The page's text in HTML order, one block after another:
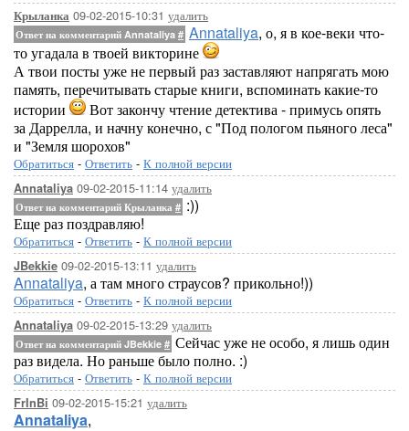
Крыланка 09-02-2015-10:31 удалить
Ответ на комментарий Annataliya # Annataliya, о, я в кое-веки что-
то угадала в твоей викторине
А твои посты уже не первый раз заставляют напрягать мою
память, перечитывать старые книги, вспоминать какие-то
истории
Вот закончу чтение детектива - примусь опять
за Даррелла, и начну конечно, с "Под пологом пьяного леса"
и "Земля шорохов"
Обратиться - Ответить - К полной версии
Annataliya 09-02-2015-11:14 удалить
Ответ на комментарий Крыланка # :))
Еще раз поздравляю!
Обратиться - Ответить - К полной версии
JBekkie 09-02-2015-13:11 удалить
Annataliya, а там много страусов? прикольно!))
Обратиться - Ответить - К полной версии
Annataliya 09-02-2015-13:29 удалить
Ответ на комментарий JBekkie # Сейчас уже не особо, я лишь один
раз видела. Но раньше было полно. :)
Обратиться - Ответить - К полной версии
FrInBi 09-02-2015-15:21 удалить
Annataliya,